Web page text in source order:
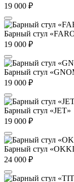
19 000 ₽
Барный стул
19 000 ₽
Барный стул
19 000 ₽
Барный стул «JET»
19 000 ₽
Барный стул
24 000 ₽